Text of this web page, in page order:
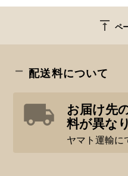
vertical_align_top ペ
配送料について
お届け先
料が異な
ヤマト運輸に